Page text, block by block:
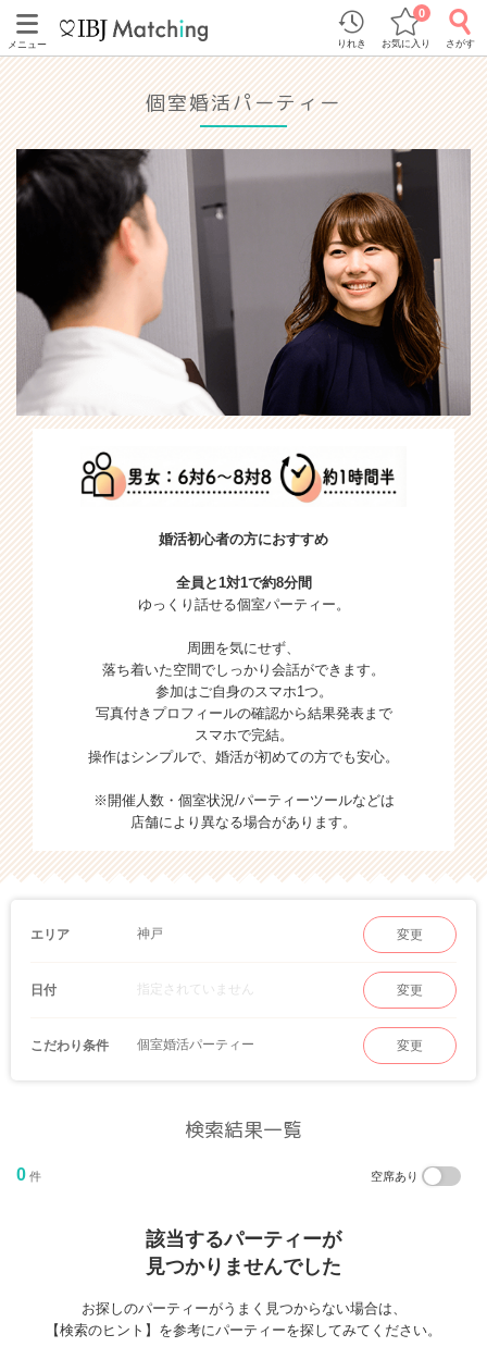
メニュー りれき お気に入り
0
さがす
個室婚活パーティー
婚活初心者の方におすすめ
全員と1対1で約8分間
ゆっくり話せる個室パーティー。
周囲を気にせず、
落ち着いた空間でしっかり会話ができます。
参加はご自身のスマホ1つ。
写真付きプロフィールの確認から結果発表まで
スマホで完結。
操作はシンプルで、婚活が初めての方でも安心。
※開催人数・個室状況/パーティーツールなどは
店舗により異なる場合があります。
エリア 神戸 変更
日付 指定されていません 変更
こだわり条件 個室婚活パーティー 変更
検索結果一覧
0 件 空席あり
該当するパーティーが
見つかりませんでした
お探しのパーティーがうまく見つからない場合は、
【検索のヒント】を参考にパーティーを探してみてください。